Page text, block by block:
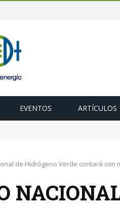
EVENTOS ARTÍCULOS
subasta de 600 MW de
de Hidrógeno Verde contará